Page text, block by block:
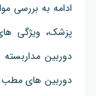
ادامه به بررسی
پزشک، ویژگی
دوربین
دوربین های مطب